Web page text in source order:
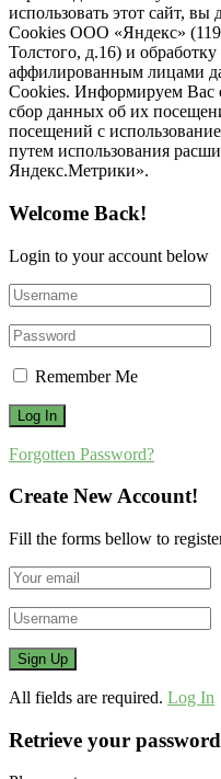
использовать этот сайт, вы
Cookies ООО «Яндекс»
Толстого, д.16) и
аффилированным лицами
Cookies. Информируем Вас
сбор данных об их
посещений с
путем использования
Яндекс.Метрики».
Welcome Back!
Login to your account below
Remember Me
Forgotten Password?
Create New Account!
Fill the forms bellow to
All fields are required. Log In
Retrieve your password